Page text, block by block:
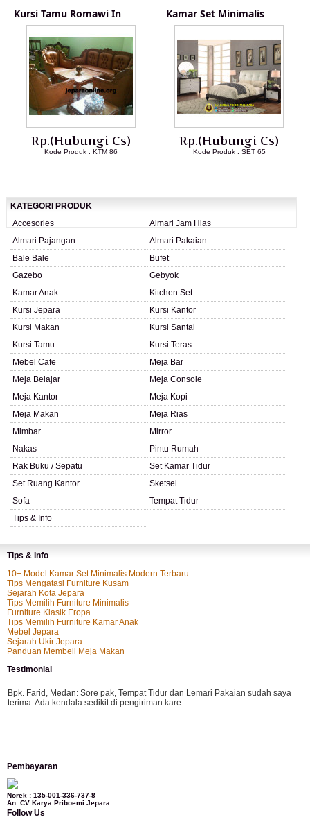
Kursi Tamu Romawi In
Rp.(Hubungi Cs)
Kode Produk : KTM 86
Kamar Set Minimalis
Rp.(Hubungi Cs)
Kode Produk : SET 65
KATEGORI PRODUK
Accesories
Almari Jam Hias
Almari Pajangan
Almari Pakaian
Bale Bale
Bufet
Gazebo
Gebyok
Kamar Anak
Kitchen Set
Kursi Jepara
Kursi Kantor
Kursi Makan
Kursi Santai
Kursi Tamu
Kursi Teras
Mebel Cafe
Meja Bar
Meja Belajar
Meja Console
Meja Kantor
Meja Kopi
Meja Makan
Meja Rias
Mimbar
Mirror
Nakas
Pintu Rumah
Rak Buku / Sepatu
Set Kamar Tidur
Set Ruang Kantor
Sketsel
Sofa
Tempat Tidur
Tips & Info
Tips & Info
10+ Model Kamar Set Minimalis Modern Terbaru
Tips Mengatasi Furniture Kusam
Sejarah Kota Jepara
Tips Memilih Furniture Minimalis
Furniture Klasik Eropa
Tips Memilih Furniture Kamar Anak
Mebel Jepara
Sejarah Ukir Jepara
Panduan Membeli Meja Makan
Testimonial
Bpk. Farid, Medan: Sore pak, Tempat Tidur dan Lemari Pakaian sudah saya
terima. Ada kendala sedikit di pengiriman kare...
kursi teras saya sudah saya terima dan p...
Pembayaran
Norek : 135-001-336-737-8
An. CV Karya Priboemi Jepara
Follow Us